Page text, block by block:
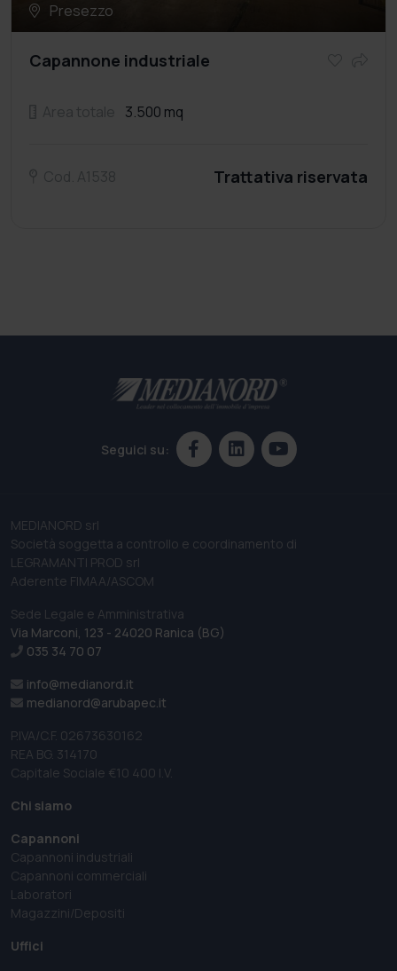
Presezzo
Capannone industriale
3.500 mq
Trattativa riservata
Seguici su:
MEDIANORD srl
Società soggetta a controllo e coordinamento di
LEGRAMANTI PROD srl
Aderente FIMAA/ASCOM
Sede Legale e Amministrativa
Via Marconi, 123 - 24020 Ranica (BG)
035 34 70 07
info@medianord.it
medianord@arubapec.it
P.IVA/C.F. 02673630162
REA BG. 314170
Capitale Sociale €10 400 I.V.
Chi siamo
Capannoni
Capannoni industriali
Capannoni commerciali
Laboratori
Magazzini/Depositi
Uffici